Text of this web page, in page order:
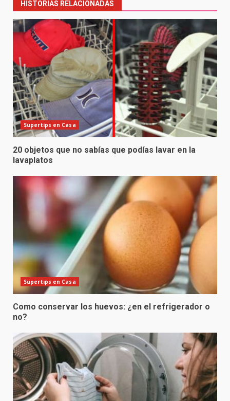
HISTORIAS RELACIONADAS
Supertips en Casa
20 objetos que no sabías que podías lavar en la
lavaplatos
Supertips en Casa
Como conservar los huevos: ¿en el refrigerador o
no?